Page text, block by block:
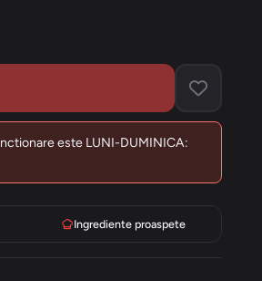
este LUNI-DUMINICA:
Ingrediente proaspete